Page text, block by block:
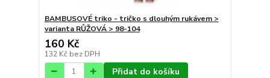
BAMBUSOVÉ triko - tričko s dlouhým rukávem >
varianta RŮŽOVÁ > 98-104
160 Kč
132 Kč bez DPH
Přidat do košíku